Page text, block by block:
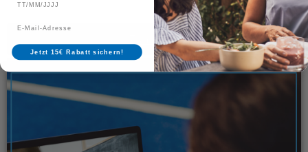
Zum Kurs
Jetzt 15€ Rabatt sichern!